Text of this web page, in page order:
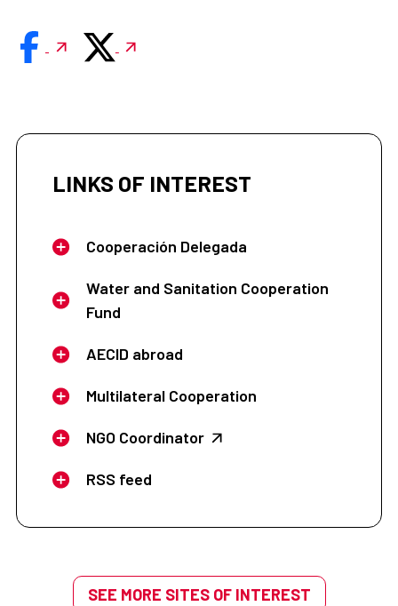
LINKS OF INTEREST
Cooperación Delegada
Water and Sanitation Cooperation
Fund
AECID abroad
Multilateral Cooperation
NGO Coordinator
RSS feed
SEE MORE SITES OF INTEREST